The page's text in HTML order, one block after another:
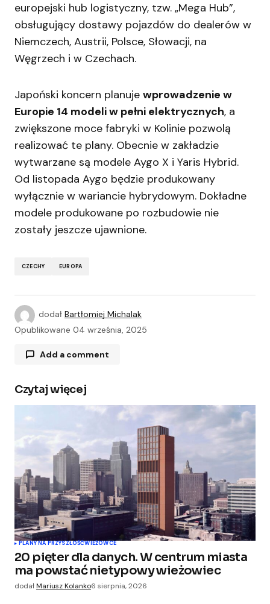
europejski hub logistyczny, tzw. „Mega Hub”,
obsługujący dostawy pojazdów do dealerów w
Niemczech, Austrii, Polsce, Słowacji, na
Węgrzech i w Czechach.
Japoński koncern planuje wprowadzenie w
Europie 14 modeli w pełni elektrycznych, a
zwiększone moce fabryki w Kolinie pozwolą
realizować te plany. Obecnie w zakładzie
wytwarzane są modele Aygo X i Yaris Hybrid.
Od listopada Aygo będzie produkowany
wyłącznie w wariancie hybrydowym. Dokładne
modele produkowane po rozbudowie nie
zostały jeszcze ujawnione.
CZECHY EUROPA
dodał Bartłomiej Michalak
Opublikowane 04 września, 2025
Add a comment
Twój adres e-mail nie zostanie opublikowany.
Wymagane pola są oznaczone
Comment
Your Name
Your E-mail*
Czytaj więcej
PLANY NA PRZYSZŁOŚĆWIEŻOWCE
20 pięter dla danych. W centrum miasta
ma powstać nietypowy wieżowiec
dodałMariusz Kolanko6 sierpnia, 2026